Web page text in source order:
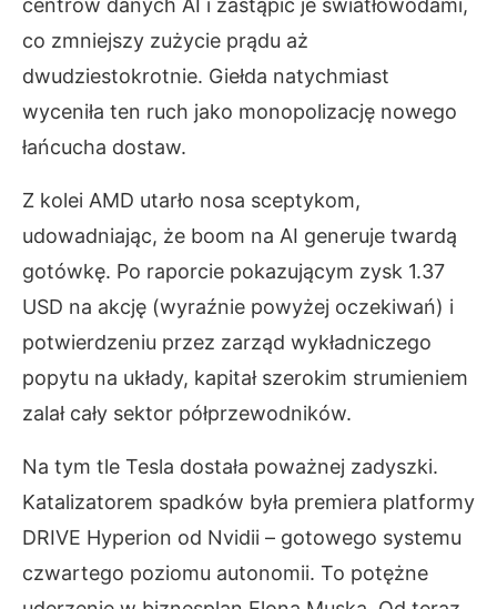
centrów danych AI i zastąpić je światłowodami,
co zmniejszy zużycie prądu aż
dwudziestokrotnie. Giełda natychmiast
wyceniła ten ruch jako monopolizację nowego
łańcucha dostaw.
Z kolei AMD utarło nosa sceptykom,
udowadniając, że boom na AI generuje twardą
gotówkę. Po raporcie pokazującym zysk 1.37
USD na akcję (wyraźnie powyżej oczekiwań) i
potwierdzeniu przez zarząd wykładniczego
popytu na układy, kapitał szerokim strumieniem
zalał cały sektor półprzewodników.
Na tym tle Tesla dostała poważnej zadyszki.
Katalizatorem spadków była premiera platformy
DRIVE Hyperion od Nvidii – gotowego systemu
czwartego poziomu autonomii. To potężne